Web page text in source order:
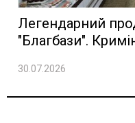
Легендарний
"Благбази".
30.07.2026